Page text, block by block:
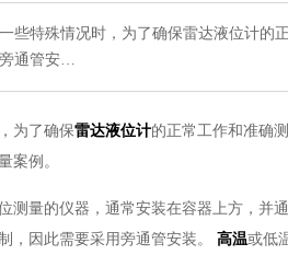
些特殊情况时，为了确保雷达液位计的
通管安…
为了确保雷达液位计的正常工作和准确
案例。
测量的仪器，通常安装在容器上方，
，因此需要采用旁通管安装。 高温或低